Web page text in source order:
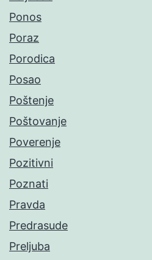
Ponos
Poraz
Porodica
Posao
Poštenje
Poštovanje
Poverenje
Pozitivni
Poznati
Pravda
Predrasude
Preljuba